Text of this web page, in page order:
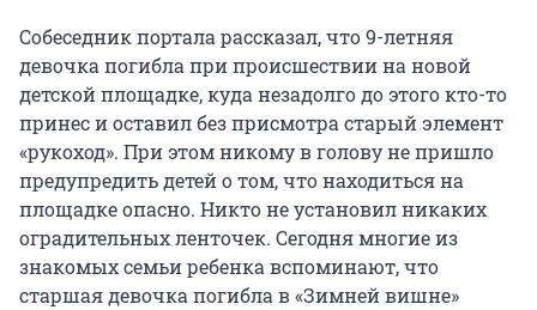
Собеседник портала рассказал, что 9-летняя
девочка погибла при происшествии на новой
детской площадке, куда незадолго до этого кто-то
принес и оставил без присмотра старый элемент
«рукоход». При этом никому в голову не пришло
предупредить детей о том, что находиться на
площадке опасно. Никто не установил никаких
оградительных ленточек. Сегодня многие из
знакомых семьи ребенка вспоминают, что
старшая девочка погибла в «Зимней вишне»